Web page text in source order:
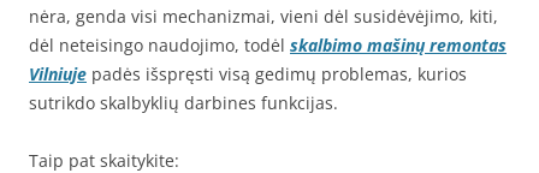
nėra, genda visi mechanizmai, vieni dėl susidėvėjimo, kiti,
dėl neteisingo naudojimo, todėl skalbimo mašinų remontas
Vilniuje padės išspręsti visą gedimų problemas, kurios
sutrikdo skalbyklių darbines funkcijas.
Taip pat skaitykite: